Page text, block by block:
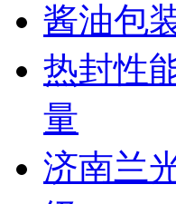
酱油包
热封性
量
济南兰